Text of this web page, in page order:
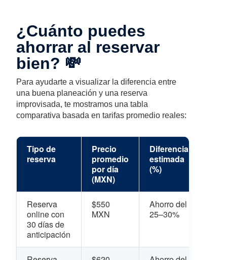
¿Cuánto puedes
ahorrar al reservar
bien? 💸
Para ayudarte a visualizar la diferencia entre
una buena planeación y una reserva
improvisada, te mostramos una tabla
comparativa basada en tarifas promedio reales:
Tipo de
reserva
Precio
promedio
por día
(MXN)
Diferencia
estimada
(%)
Reserva
online con
30 días de
anticipación
$550
MXN
Ahorro del
25–30%